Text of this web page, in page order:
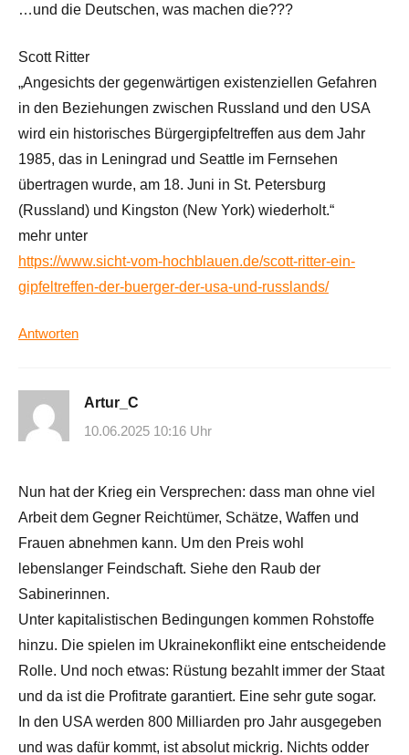
…und die Deutschen, was machen die???
Scott Ritter
„Angesichts der gegenwärtigen existenziellen Gefahren
in den Beziehungen zwischen Russland und den USA
wird ein historisches Bürgergipfeltreffen aus dem Jahr
1985, das in Leningrad und Seattle im Fernsehen
übertragen wurde, am 18. Juni in St. Petersburg
(Russland) und Kingston (New York) wiederholt.“
mehr unter
https://www.sicht-vom-hochblauen.de/scott-ritter-ein-
gipfeltreffen-der-buerger-der-usa-und-russlands/
Antworten
Artur_C
10.06.2025 10:16 Uhr
Nun hat der Krieg ein Versprechen: dass man ohne viel
Arbeit dem Gegner Reichtümer, Schätze, Waffen und
Frauen abnehmen kann. Um den Preis wohl
lebenslanger Feindschaft. Siehe den Raub der
Sabinerinnen.
Unter kapitalistischen Bedingungen kommen Rohstoffe
hinzu. Die spielen im Ukrainekonflikt eine entscheidende
Rolle. Und noch etwas: Rüstung bezahlt immer der Staat
und da ist die Profitrate garantiert. Eine sehr gute sogar.
In den USA werden 800 Milliarden pro Jahr ausgegeben
und was dafür kommt, ist absolut mickrig. Nichts odder